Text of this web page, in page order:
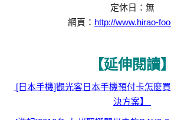
定休日：無
網頁： http://www.hirao-
【延伸閱讀】
[日本手機]觀光客日本手機預付卡怎麼
決方案】